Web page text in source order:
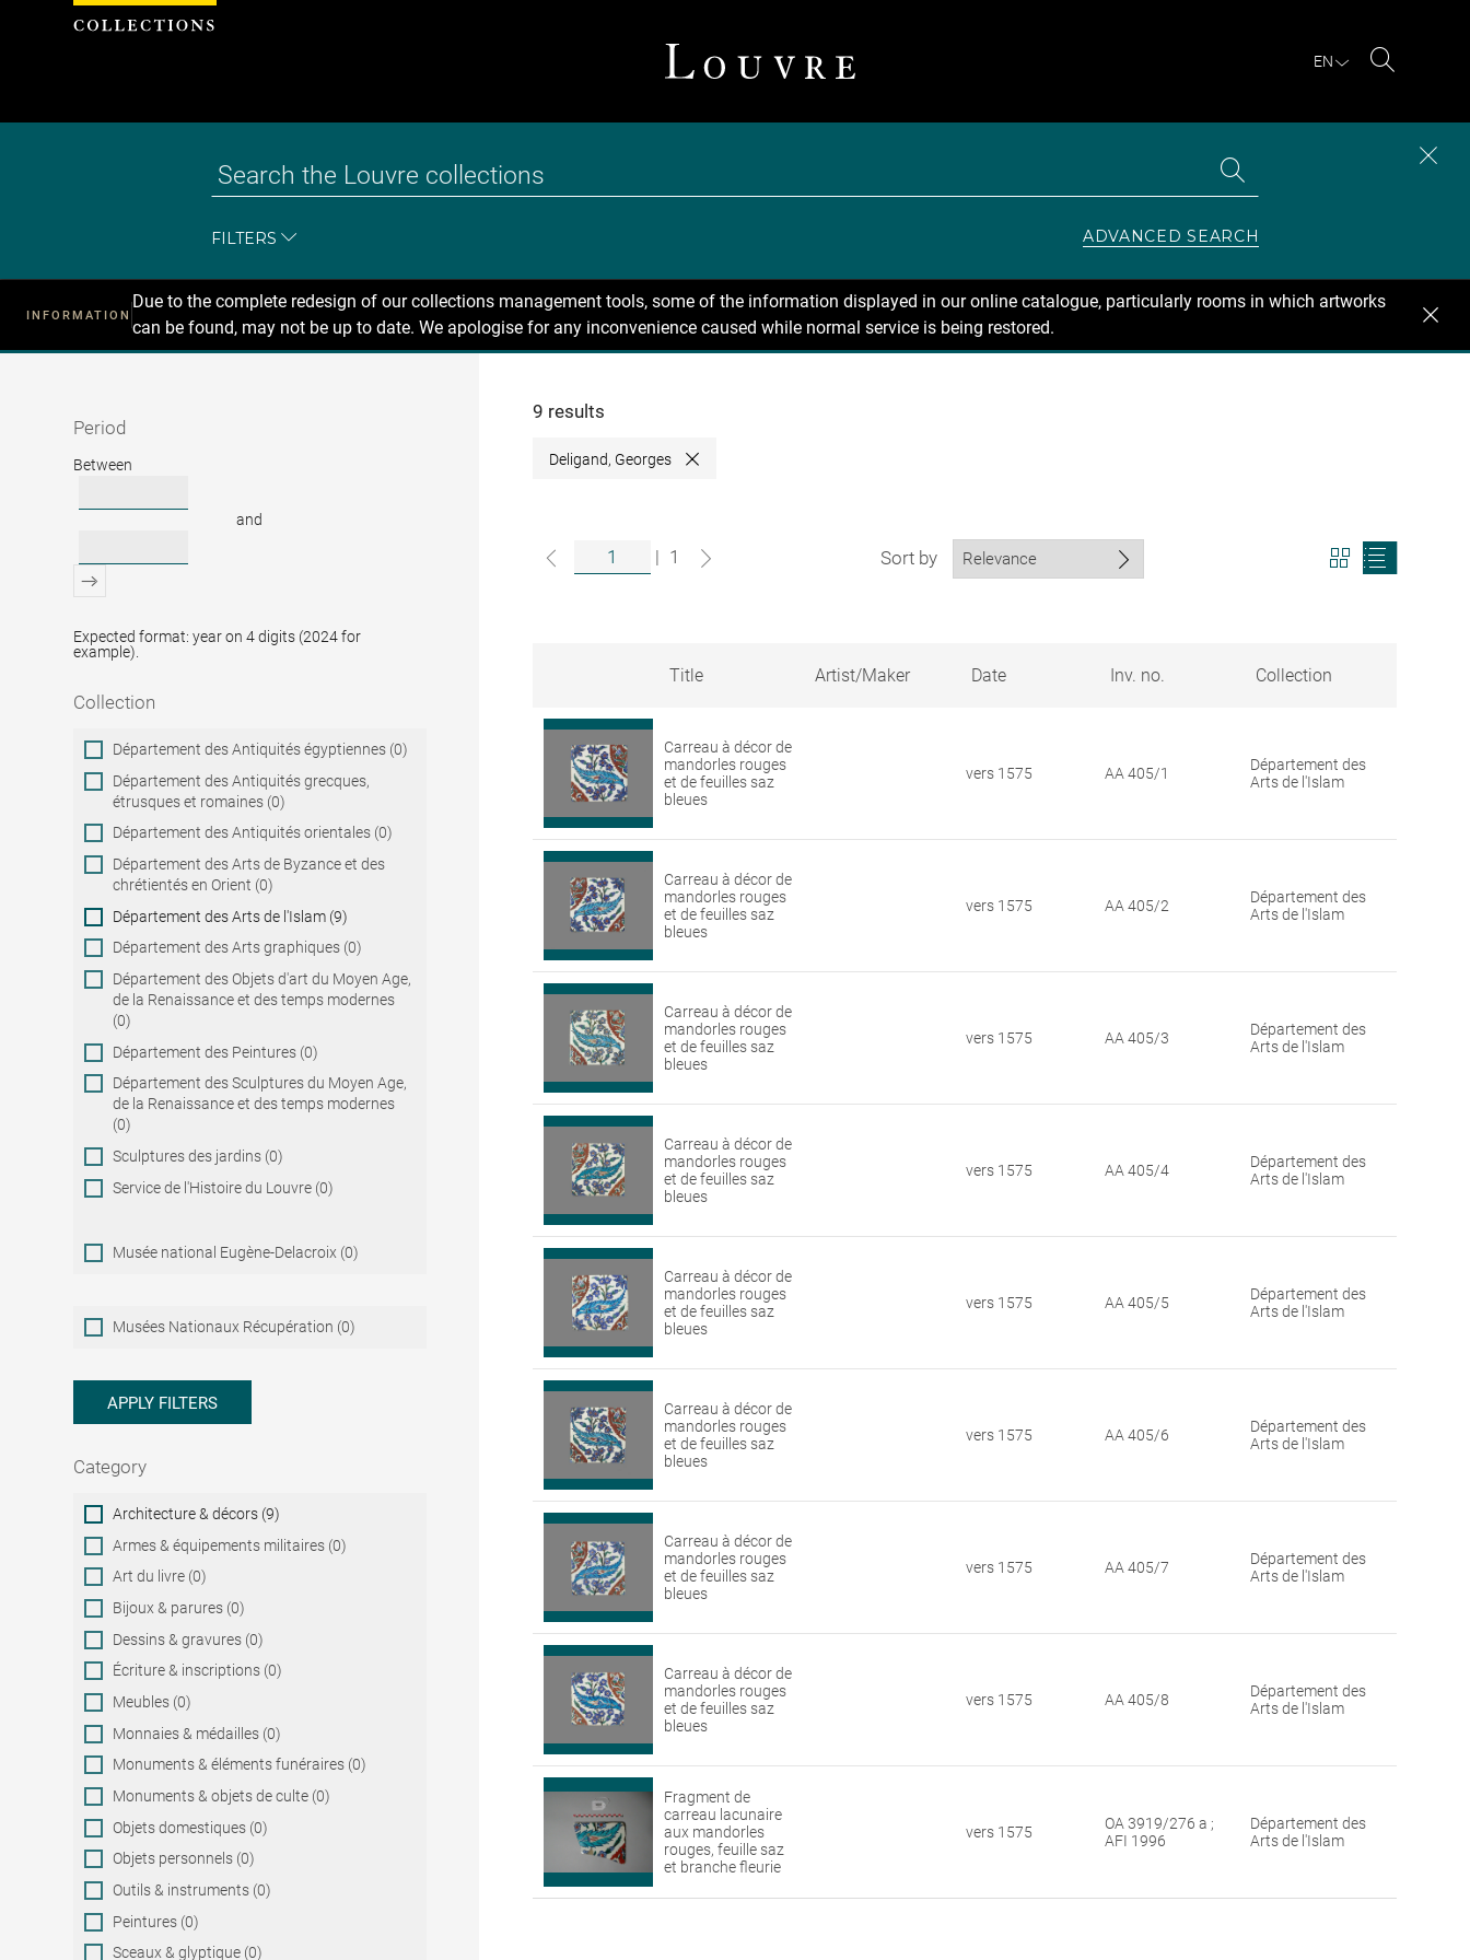
EN
FILTERS ADVANCED SEARCH
INFORMATION
Due to the complete redesign of our collections management tools, some of the information displayed in our online catalogue, particularly rooms in which artworks
can be found, may not be up to date. We apologise for any inconvenience caused while normal service is being restored.
Recherche
Period
Period
Between
and
Expected format: year on 4 digits (2024 for
example).
Collection
Collection
Département des Antiquités égyptiennes (0)
Département des Antiquités grecques,
étrusques et romaines (0)
Département des Antiquités orientales (0)
Département des Arts de Byzance et des
chrétientés en Orient (0)
Département des Arts de l'Islam (9)
Département des Arts graphiques (0)
Département des Objets d'art du Moyen Age,
de la Renaissance et des temps modernes
(0)
Département des Peintures (0)
Département des Sculptures du Moyen Age,
de la Renaissance et des temps modernes
(0)
Sculptures des jardins (0)
Service de l'Histoire du Louvre (0)
Musée national Eugène-Delacroix (0)
Musées
Nationaux
Musées Nationaux Récupération (0)
APPLY FILTERS
Category
Category
Architecture & décors (9)
Armes & équipements militaires (0)
Art du livre (0)
Bijoux & parures (0)
Dessins & gravures (0)
Écriture & inscriptions (0)
Meubles (0)
Monnaies & médailles (0)
Monuments & éléments funéraires (0)
Monuments & objets de culte (0)
Objets domestiques (0)
Objets personnels (0)
Outils & instruments (0)
Peintures (0)
Sceaux & glyptique (0)
9 results
Deligand, Georges Close
| 1 Sort by
View
search
Search
results
artworks
Louvre
collections
Title Artist/Maker Date Inv. no. Collection
Carreau à décor de
mandorles rouges
et de feuilles saz
bleues
vers 1575 AA 405/1
Département des
Arts de l'Islam
Carreau à décor de
mandorles rouges
et de feuilles saz
bleues
vers 1575 AA 405/2
Département des
Arts de l'Islam
Carreau à décor de
mandorles rouges
et de feuilles saz
bleues
vers 1575 AA 405/3
Département des
Arts de l'Islam
Carreau à décor de
mandorles rouges
et de feuilles saz
bleues
vers 1575 AA 405/4
Département des
Arts de l'Islam
Carreau à décor de
mandorles rouges
et de feuilles saz
bleues
vers 1575 AA 405/5
Département des
Arts de l'Islam
Carreau à décor de
mandorles rouges
et de feuilles saz
bleues
vers 1575 AA 405/6
Département des
Arts de l'Islam
Carreau à décor de
mandorles rouges
et de feuilles saz
bleues
vers 1575 AA 405/7
Département des
Arts de l'Islam
Carreau à décor de
mandorles rouges
et de feuilles saz
bleues
vers 1575 AA 405/8
Département des
Arts de l'Islam
Fragment de
carreau lacunaire
aux mandorles
rouges, feuille saz
et branche fleurie
vers 1575
OA 3919/276 a ;
AFI 1996
Département des
Arts de l'Islam
Cookies management panel